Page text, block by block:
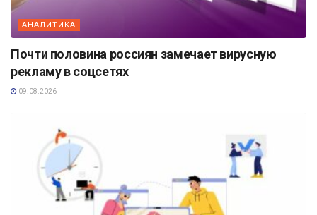
АНАЛИТИКА
Почти половина россиян замечает вирусную
рекламу в соцсетях
09.08.2026